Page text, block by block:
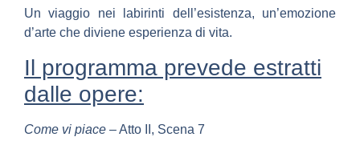
Un viaggio nei labirinti dell’esistenza, un’emozione
d’arte che diviene esperienza di vita.
Il programma prevede estratti
dalle opere:
Come vi piace – Atto II, Scena 7